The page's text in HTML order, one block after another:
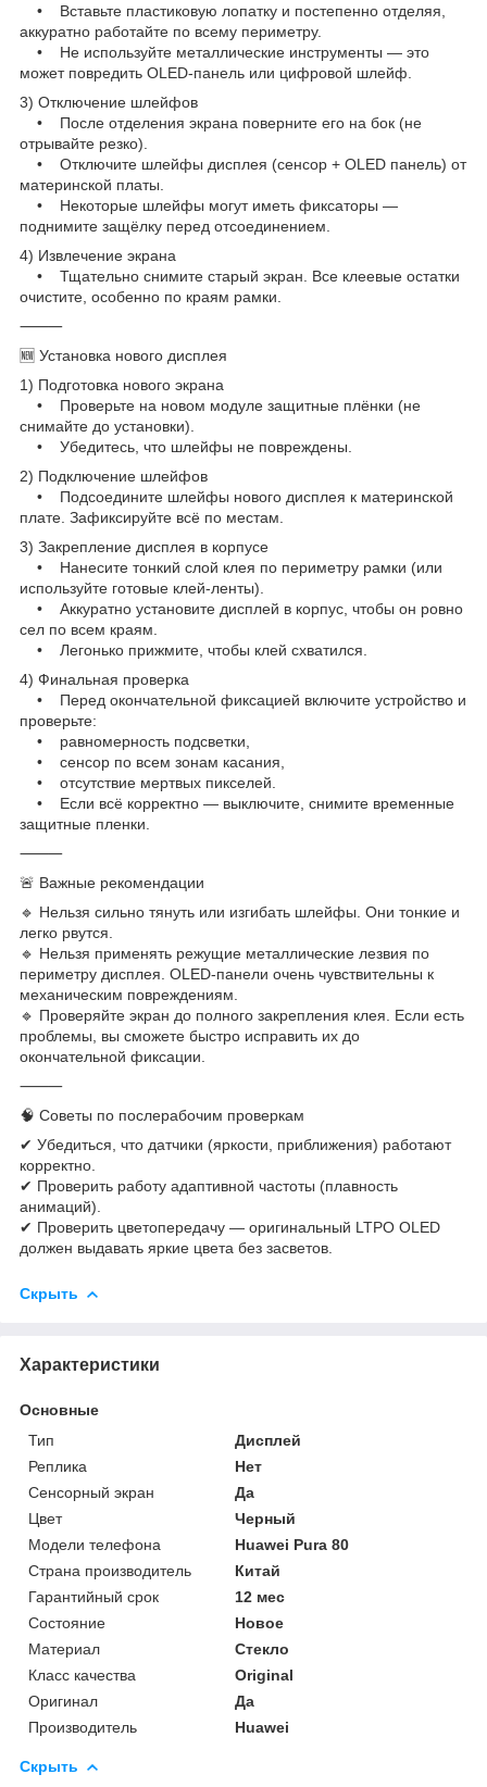
• Вставьте пластиковую лопатку и постепенно отделяя,
аккуратно работайте по всему периметру.
• Не используйте металлические инструменты — это
может повредить OLED-панель или цифровой шлейф.
3) Отключение шлейфов
• После отделения экрана поверните его на бок (не
отрывайте резко).
• Отключите шлейфы дисплея (сенсор + OLED панель) от
материнской платы.
• Некоторые шлейфы могут иметь фиксаторы —
поднимите защёлку перед отсоединением.
4) Извлечение экрана
• Тщательно снимите старый экран. Все клеевые остатки
очистите, особенно по краям рамки.
⸻
🆕 Установка нового дисплея
1) Подготовка нового экрана
• Проверьте на новом модуле защитные плёнки (не
снимайте до установки).
• Убедитесь, что шлейфы не повреждены.
2) Подключение шлейфов
• Подсоедините шлейфы нового дисплея к материнской
плате. Зафиксируйте всё по местам.
3) Закрепление дисплея в корпусе
• Нанесите тонкий слой клея по периметру рамки (или
используйте готовые клей-ленты).
• Аккуратно установите дисплей в корпус, чтобы он ровно
сел по всем краям.
• Легонько прижмите, чтобы клей схватился.
4) Финальная проверка
• Перед окончательной фиксацией включите устройство и
проверьте:
• равномерность подсветки,
• сенсор по всем зонам касания,
• отсутствие мертвых пикселей.
• Если всё корректно — выключите, снимите временные
защитные пленки.
⸻
🚨 Важные рекомендации
🔹 Нельзя сильно тянуть или изгибать шлейфы. Они тонкие и
легко рвутся.
🔹 Нельзя применять режущие металлические лезвия по
периметру дисплея. OLED-панели очень чувствительны к
механическим повреждениям.
🔹 Проверяйте экран до полного закрепления клея. Если есть
проблемы, вы сможете быстро исправить их до
окончательной фиксации.
⸻
🧠 Советы по послерабочим проверкам
✔ Убедиться, что датчики (яркости, приближения) работают
корректно.
✔ Проверить работу адаптивной частоты (плавность
анимаций).
✔ Проверить цветопередачу — оригинальный LTPO OLED
должен выдавать яркие цвета без засветов.
Скрыть
Характеристики
Основные
Тип
Дисплей
Реплика
Нет
Сенсорный экран
Да
Цвет
Черный
Модели телефона
Huawei Pura 80
Страна производитель
Китай
Гарантийный срок
12 мес
Состояние
Новое
Материал
Стекло
Класс качества
Original
Оригинал
Да
Производитель
Huawei
Скрыть